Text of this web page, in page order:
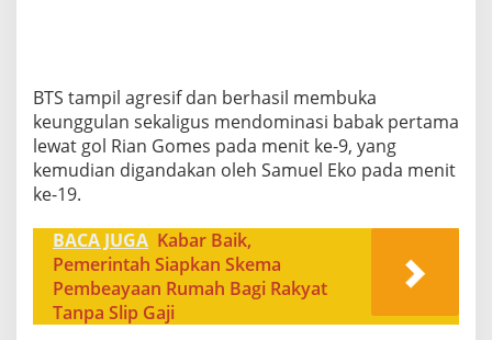
BTS tampil agresif dan berhasil membuka
keunggulan sekaligus mendominasi babak pertama
lewat gol Rian Gomes pada menit ke-9, yang
kemudian digandakan oleh Samuel Eko pada menit
ke-19.
BACA JUGA Kabar Baik,
Pemerintah Siapkan Skema
Pembeayaan Rumah Bagi Rakyat
Tanpa Slip Gaji